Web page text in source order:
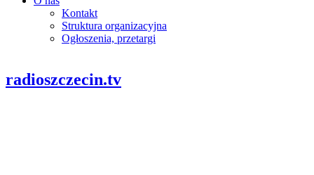
Kontakt
Struktura organizacyjna
Ogłoszenia, przetargi
radioszczecin.tv